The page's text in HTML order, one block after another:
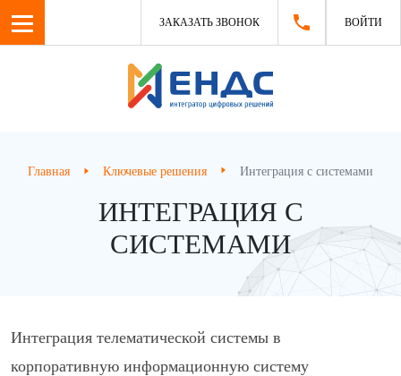
ЗАКАЗАТЬ ЗВОНОК ВОЙТИ
Главная Ключевые решения Интеграция с системами
ИНТЕГРАЦИЯ С
СИСТЕМАМИ
Интеграция телематической системы в
корпоративную информационную систему